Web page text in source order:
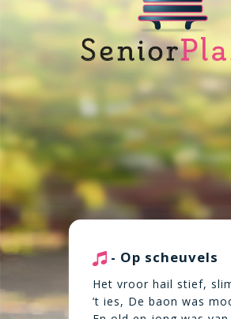
- Op scheuvels
Het vroor hail stief,
’t ies, De baon was